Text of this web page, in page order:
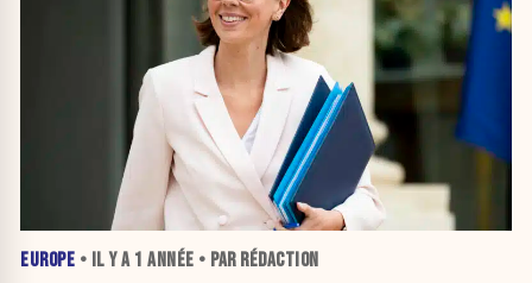
EUROPE • IL Y A 1 ANNÉE • PAR RÉDACTION